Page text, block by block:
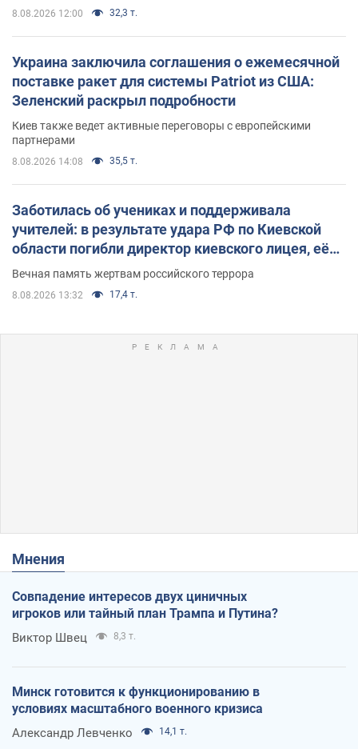
8.08.2026 12:00 32,3 т.
Украина заключила соглашения о ежемесячной
поставке ракет для системы Patriot из США:
Зеленский раскрыл подробности
Киев также ведет активные переговоры с европейскими
партнерами
8.08.2026 14:08 35,5 т.
Заботилась об учениках и поддерживала
учителей: в результате удара РФ по Киевской
области погибли директор киевского лицея, её
муж и внук
Вечная память жертвам российского террора
8.08.2026 13:32 17,4 т.
Мнения
Совпадение интересов двух циничных
игроков или тайный план Трампа и Путина?
Виктор Швец 8,3 т.
Минск готовится к функционированию в
условиях масштабного военного кризиса
Александр Левченко 14,1 т.